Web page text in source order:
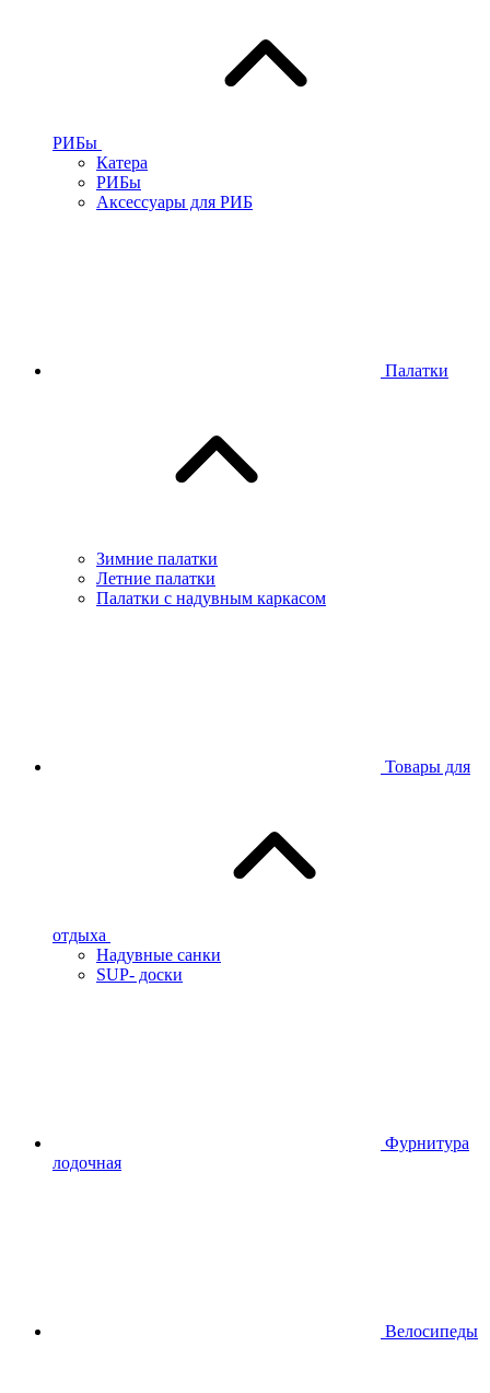
РИБы
Катера
РИБы
Аксессуары для РИБ
Палатки
Зимние палатки
Летние палатки
Палатки с надувным каркасом
Товары для
отдыха
Надувные санки
SUP- доски
Фурнитура
лодочная
Велосипеды